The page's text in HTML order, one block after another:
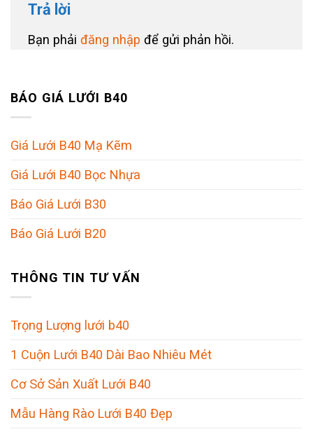
Trả lời
Bạn phải đăng nhập để gửi phản hồi.
BÁO GIÁ LƯỚI B40
Giá Lưới B40 Mạ Kẽm
Giá Lưới B40 Bọc Nhựa
Báo Giá Lưới B30
Báo Giá Lưới B20
THÔNG TIN TƯ VẤN
Trọng Lượng lưới b40
1 Cuộn Lưới B40 Dài Bao Nhiêu Mét
Cơ Sở Sản Xuất Lưới B40
Mẫu Hàng Rào Lưới B40 Đẹp